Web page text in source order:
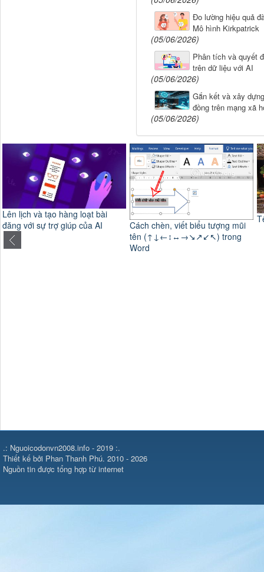
Đo lường hiệu quả
Mô hình Kirkpatrick
(05/06/2026)
Phân tích và quyết
trên dữ liệu với AI
(05/06/2026)
Gắn kết và xây
đồng trên mạng xã
(05/06/2026)
Cách chèn, viết biểu tượng mũi
tên (↑↓←↕↔→↘↗↙↖) trong
Word
Tết Xa
.: Nguoicodonvn2008.info - 2019 :.
Thiết kế bởi Phan Thanh Phú. 2010 - 2026
Nguồn tin được tổng hợp từ internet